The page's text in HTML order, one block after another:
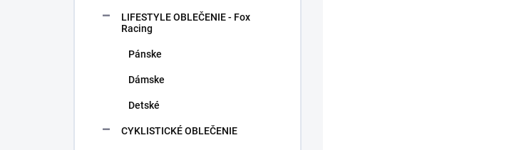
LIFESTYLE OBLEČENIE - Fox
Racing
Pánske
Dámske
Detské
CYKLISTICKÉ OBLEČENIE